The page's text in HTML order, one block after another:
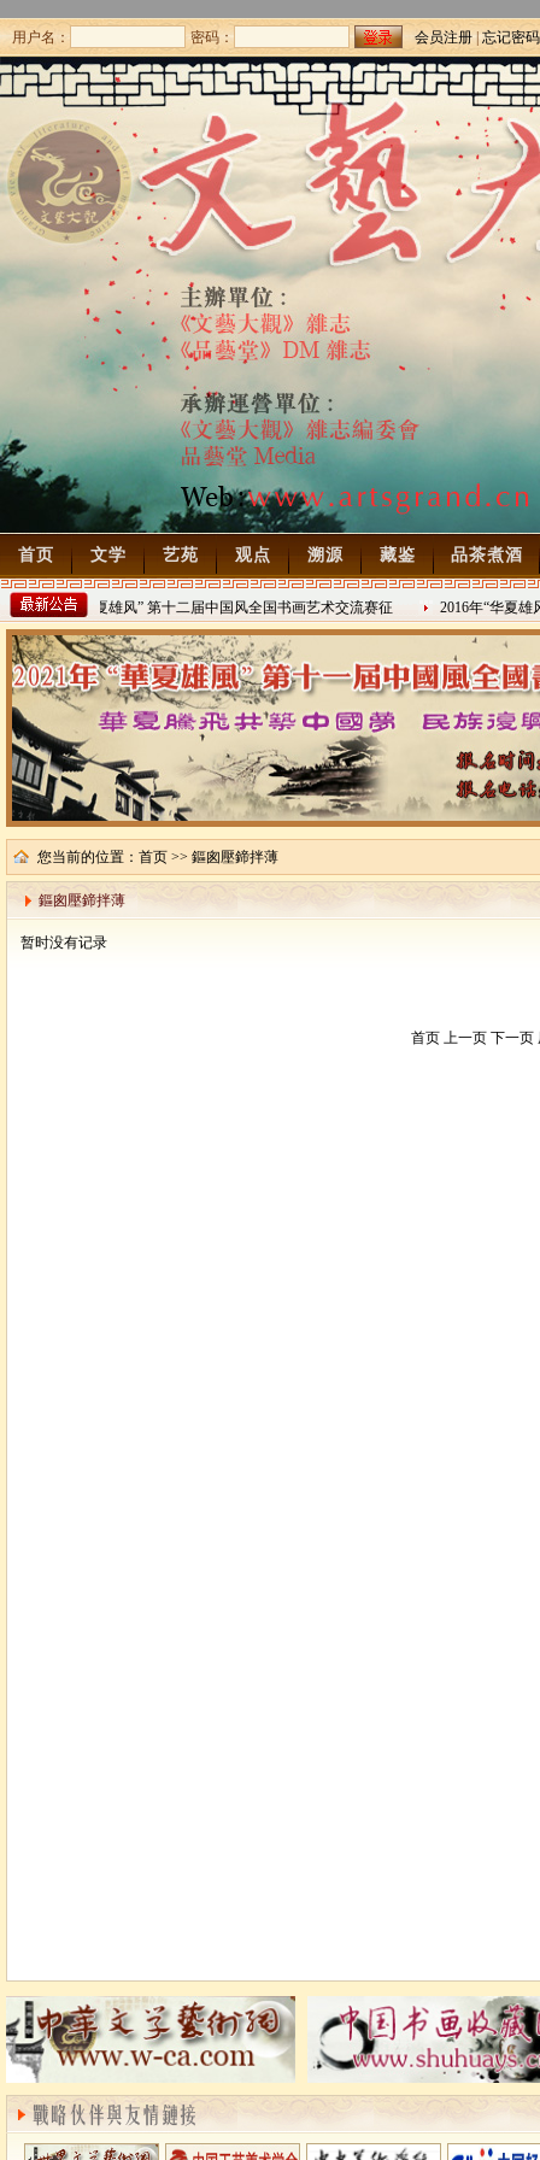
用户名： 密码： 会员注册|忘记密码
首页 文学 艺苑 观点 溯源 藏鉴 品茶煮酒
2022年“华夏雄风” 第十二届中国风全国书画艺术交流赛征
2021/8/15
2016年“华夏雄
2016/8/27
您当前的位置： 首页 >> 鏂囪壓鍗拌薄
鏂囪壓鍗拌薄
暂时没有记录
首页 上一页 下一页